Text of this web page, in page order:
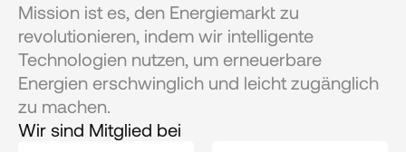
Mission ist es, den Energiemarkt zu
revolutionieren, indem wir intelligente
Technologien nutzen, um erneuerbare
Energien erschwinglich und leicht zugänglich
zu machen.
Wir sind Mitglied bei